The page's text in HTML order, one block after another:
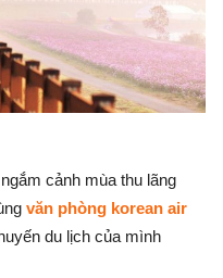
cảnh mùa thu lãng
văn phòng korean air
du lịch của mình